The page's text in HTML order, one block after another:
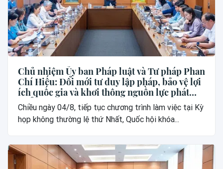
Chủ nhiệm Ủy ban Pháp luật và Tư pháp Phan
Chí Hiếu: Đổi mới tư duy lập pháp, bảo vệ lợi
ích quốc gia và khơi thông nguồn lực phát
triển
Chiều ngày 04/8, tiếp tục chương trình làm việc tại Kỳ
họp không thường lệ thứ Nhất, Quốc hội khóa...